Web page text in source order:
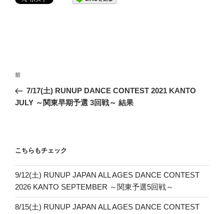
投
ナ
シ
ョ
ン
前
の
投
前
7/17(土) RUNUP DANCE CONTEST 2021 KANTO
JULY ～関東早期予選 3回戦～ 結果
こちらもチェック
9/12(土) RUNUP JAPAN ALL AGES DANCE CONTEST
2026 KANTO SEPTEMBER ～関東予選5回戦～
8/15(土) RUNUP JAPAN ALL AGES DANCE CONTEST